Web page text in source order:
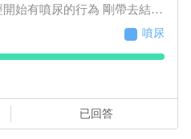
他們說正常，但我看已經很
我看一下，謝謝
始有噴尿的行為 剛帶去結紮
噴尿 之後的時間經常噴尿
的牆壁 到後來床頭櫃、衣櫃、
機 連在貓砂盆裡都噴（有正
基本上都被他噴了 至今仍未改
重（噴的範圍越來越多 甚至
秒又去噴衣櫃）這種情況該
很崩潰想送養了
噴尿
已回答